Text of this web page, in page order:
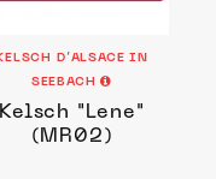
D’ALSACE IN
SEEBACH
Kelsch "Lene"
(MR02)